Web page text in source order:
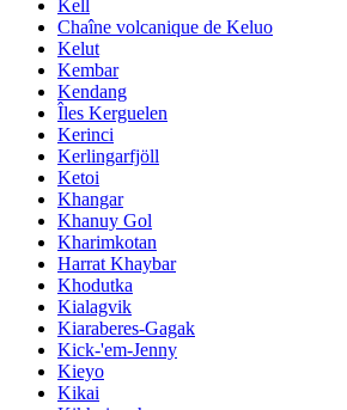
Kell
Chaîne volcanique de Keluo
Kelut
Kembar
Kendang
Îles Kerguelen
Kerinci
Kerlingarfjöll
Ketoi
Khangar
Khanuy Gol
Kharimkotan
Harrat Khaybar
Khodutka
Kialagvik
Kiaraberes-Gagak
Kick-'em-Jenny
Kieyo
Kikai